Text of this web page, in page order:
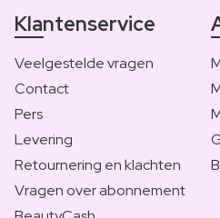
Klantenservice
Veelgestelde vragen
Contact
Pers
Levering
Retournering en klachten
Vragen over abonnement